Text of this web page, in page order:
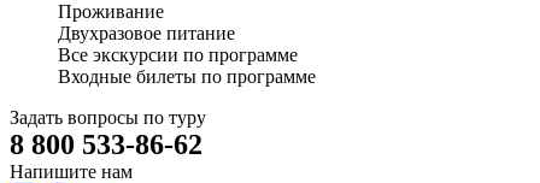
Проживание
Двухразовое питание
Все экскурсии по программе
Входные билеты по программе
Задать вопросы по туру
8 800 533-86-62
Напишите нам